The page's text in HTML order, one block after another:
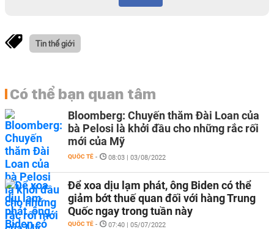
Tin thế giới
Có thể bạn quan tâm
Bloomberg: Chuyến thăm Đài Loan của
bà Pelosi là khởi đầu cho những rắc rối
mới của Mỹ
QUỐC TẾ - 08:03 | 03/08/2022
Để xoa dịu lạm phát, ông Biden có thể
giảm bớt thuế quan đối với hàng Trung
Quốc ngay trong tuần này
QUỐC TẾ - 07:40 | 05/07/2022